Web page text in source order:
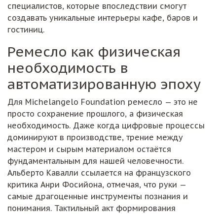
специалистов, которые впоследствии смогут
создавать уникальные интерьеры кафе, баров и
гостиниц.
Ремесло как физическая
необходимость в
автоматизированную эпоху
Для Michelangelo Foundation ремесло — это не
просто сохранение прошлого, а физическая
необходимость. Даже когда цифровые процессы
доминируют в производстве, трение между
мастером и сырым материалом остаётся
фундаментальным для нашей человечности.
Альберто Кавалли ссылается на французского
критика Анри Фосийона, отмечая, что руки —
самые драгоценные инструменты познания и
понимания. Тактильный акт формирования